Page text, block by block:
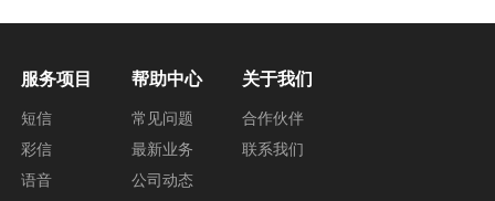
服务项目
短信
彩信
语音
帮助中心
常见问题
最新业务
公司动态
关于我们
合作伙伴
联系我们